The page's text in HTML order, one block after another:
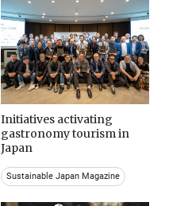
Initiatives activating
gastronomy tourism in
Japan
Sustainable Japan Magazine